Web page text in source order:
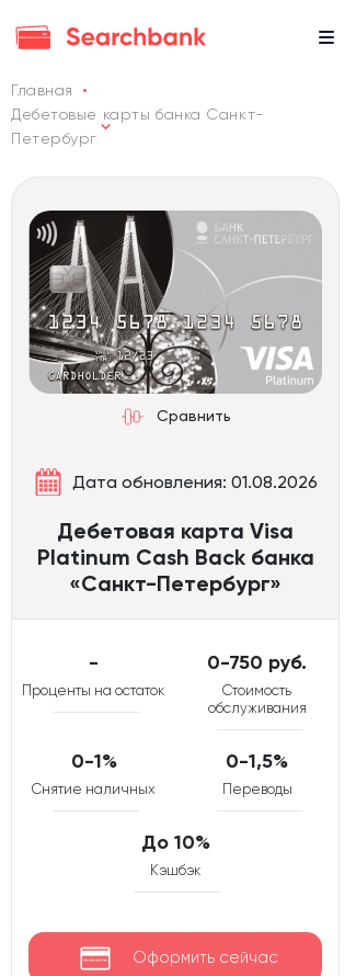
Главная
Дебетовые карты банка Санкт-
Петербург
Сравнить
Дата обновления: 01.08.2026
Дебетовая карта Visa
Platinum Cash Back банка
«Санкт-Петербург»
-
Проценты на остаток
0-750 руб.
Стоимость
обслуживания
0-1%
Снятие наличных
0-1,5%
Переводы
До 10%
Кэшбэк
Оформить сейчас